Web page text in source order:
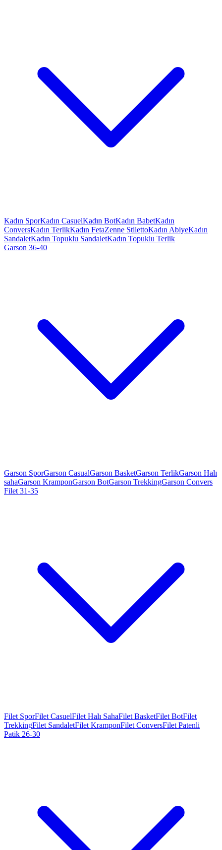
Kadın SporKadın CasuelKadın BotKadın BabetKadın
ConversKadın TerlikKadın FetaZenne StilettoKadın AbiyeKadın
SandaletKadın Topuklu SandaletKadın Topuklu Terlik
Garson 36-40
Garson SporGarson CasualGarson BasketGarson TerlikGarson Halı
sahaGarson KramponGarson BotGarson TrekkingGarson Convers
Filet 31-35
Filet SporFilet CasuelFilet Halı SahaFilet BasketFilet BotFilet
TrekkingFilet SandaletFilet KramponFilet ConversFilet Patenli
Patik 26-30